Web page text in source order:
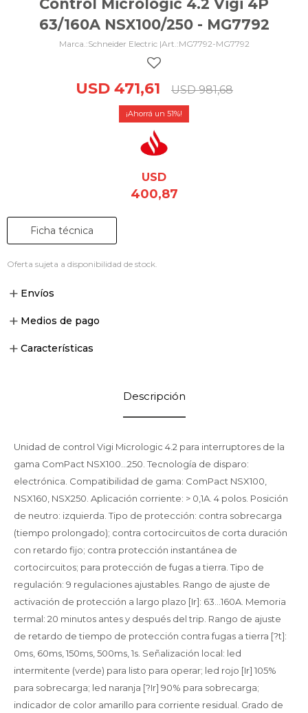
Control Micrologic 4.2 Vigi 4P
63/160A NSX100/250 - MG7792
Schneider Electric | MG7792-MG7792
USD 471,61 USD 981,68
51
USD
400,87
Ficha técnica
Oferta sujeta a disponibilidad de stock.
Envíos
Medios de pago
Características
Descripción
Unidad de control Vigi Micrologic 4.2 para interruptores de la
gama ComPact NSX100...250. Tecnología de disparo:
electrónica. Compatibilidad de gama: ComPact NSX100,
NSX160, NSX250. Aplicación corriente: > 0,1A. 4 polos. Posición
de neutro: izquierda. Tipo de protección: contra sobrecarga
(tiempo prolongado); contra cortocircuitos de corta duración
con retardo fijo; contra protección instantánea de
cortocircuitos; para protección de fugas a tierra. Tipo de
regulación: 9 regulaciones ajustables. Rango de ajuste de
activación de protección a largo plazo [Ir]: 63...160A. Memoria
termal: 20 minutos antes y después del trip. Rango de ajuste
de retardo de tiempo de protección contra fugas a tierra [?t]:
0ms, 60ms, 150ms, 500ms, 1s. Señalización local: led
intermitente (verde) para listo para operar; led rojo [Ir] 105%
para sobrecarga; led naranja [?Ir] 90% para sobrecarga;
indicador de color amarillo para corriente residual. Grado de